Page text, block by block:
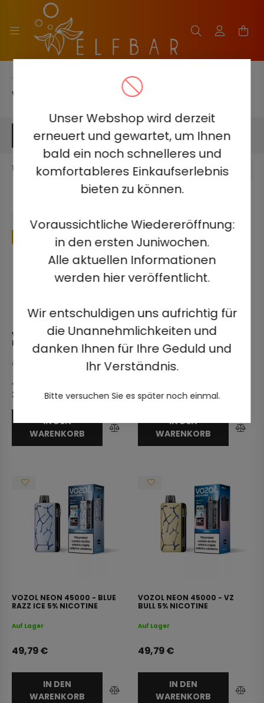
Unser Webshop wird derzeit
erneuert und gewartet, um Ihnen
bald ein noch schnelleres und
komfortableres Einkaufserlebnis
bieten zu können.
Voraussichtliche Wiedereröffnung:
in den ersten Juniwochen.
Alle aktuellen Informationen
werden hier veröffentlicht.
Wir entschuldigen uns aufrichtig für
die Unannehmlichkeiten und
danken Ihnen für Ihre Geduld und
Ihr Verständnis.
Bitte versuchen Sie es später noch einmal.
VOZOL NEON 45000
FILTERN
11 Produkt 1 11
VOZOL NEON 45000 - MIXED
BERRIES 5% NICOTINE
Auf Lager
49,79
39,99 €
IN DEN
WARENKORB
VOZOL NEON 45000 -
DRAGONFRUIT BANANA
CHERRY 5% NICOTINE
Auf Lager
IN DEN
WARENKORB
VOZOL NEON 45000 - BLUE
RAZZ ICE 5% NICOTINE
Auf Lager
49,79€
IN DEN
WARENKORB
VOZOL NEON 45000 - VZ
BULL 5% NICOTINE
Auf Lager
49,79€
IN DEN
WARENKORB